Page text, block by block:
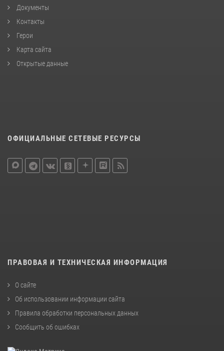
Документы
Контакты
Герои
Карта сайта
Открытые данные
ОФИЦИАЛЬНЫЕ СЕТЕВЫЕ РЕСУРСЫ
ПРАВОВАЯ И ТЕХНИЧЕСКАЯ ИНФОРМАЦИЯ
О сайте
Об использовании информации сайта
Правила обработки персональных данных
Сообщить об ошибках